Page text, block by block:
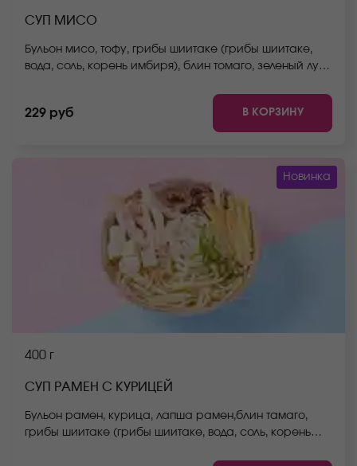
СУП МИСО
Бульон мисо, тофу, грибы шиитаке (грибы шиитаке,
вода, соль, корень имбиря), блин томаго, зеленый лук,
229 руб В КОРЗИНУ
Новинка
400 г
СУП РАМЕН С КУРИЦЕЙ
Бульон рамен, курица, лапша рамен,блин тамаго,
грибы шиитаке (грибы шиитаке, вода, соль, корень